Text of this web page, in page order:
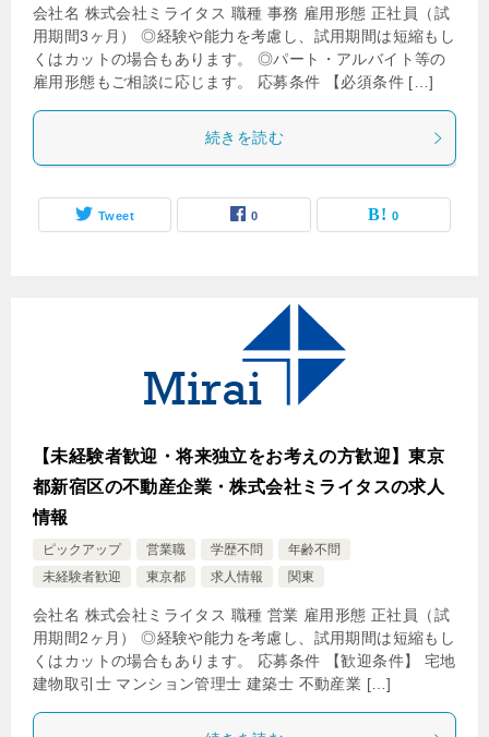
会社名 株式会社ミライタス 職種 事務 雇用形態 正社員（試
用期間3ヶ月） ◎経験や能力を考慮し、試用期間は短縮もし
くはカットの場合もあります。 ◎パート・アルバイト等の
雇用形態もご相談に応じます。 応募条件 【必須条件 […]
続きを読む
Tweet 0 0
【未経験者歓迎・将来独立をお考えの方歓迎】東京
都新宿区の不動産企業・株式会社ミライタスの求人
情報
ピックアップ 営業職 学歴不問
年齢不問
未経験者歓迎
東京都 求人情報 関東
会社名 株式会社ミライタス 職種 営業 雇用形態 正社員（試
用期間2ヶ月） ◎経験や能力を考慮し、試用期間は短縮もし
くはカットの場合もあります。 応募条件 【歓迎条件】 宅地
建物取引士 マンション管理士 建築士 不動産業 […]